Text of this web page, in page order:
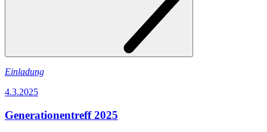
Einladung
4.3.2025
Generationentreff 2025